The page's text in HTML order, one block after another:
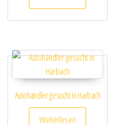
Autohändler gesucht in Harbach
Weiterlesen